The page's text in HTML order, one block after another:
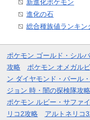
新進化ポケモン
進化の石
総合種族値ランキン
ポケモン ゴールド・シル
攻略
ポケモン オメガル
ン ダイヤモンド・パール
ジョン 時・闇の探検隊攻略
ポケモン ルビー・サファ
リコ2攻略
アルトネリコ